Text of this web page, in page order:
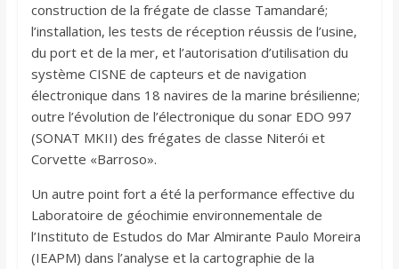
construction de la frégate de classe Tamandaré;
l’installation, les tests de réception réussis de l’usine,
du port et de la mer, et l’autorisation d’utilisation du
système CISNE de capteurs et de navigation
électronique dans 18 navires de la marine brésilienne;
outre l’évolution de l’électronique du sonar EDO 997
(SONAT MKII) des frégates de classe Niterói et
Corvette «Barroso».
Un autre point fort a été la performance effective du
Laboratoire de géochimie environnementale de
l’Instituto de Estudos do Mar Almirante Paulo Moreira
(IEAPM) dans l’analyse et la cartographie de la